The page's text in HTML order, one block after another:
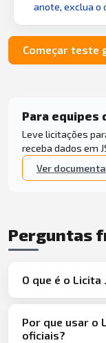
anote, exclua o
Começar teste
Para equipes
Leve licitações
receba dados em
Ver
Perguntas
O que é o Licita
Por que usar o
oficiais?